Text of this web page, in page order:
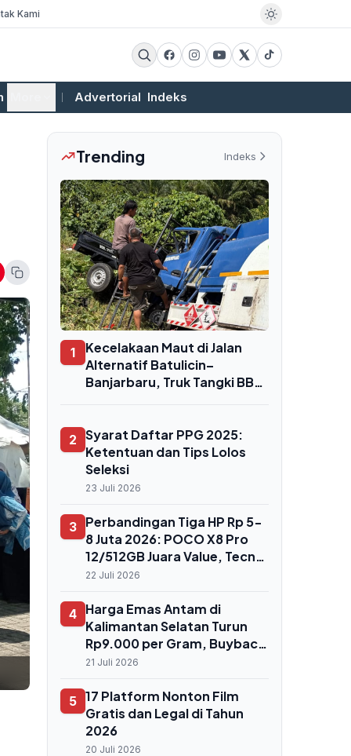
Kami
Advertorial Indeks
Trending Indeks
1
Kecelakaan Maut di Jalan
Alternatif Batulicin–
Banjarbaru, Truk Tangki BBM
Tewas
2
Syarat Daftar PPG 2025:
Ketentuan dan Tips Lolos
Seleksi
23 Juli 2026
3 Perbandingan Tiga HP Rp 5-
8 Juta 2026: POCO X8 Pro
12/512GB Juara Value, Tecno
Camon 50 Pro Unggul Zoom
22 Juli 2026
4 Harga Emas Antam di
Kalimantan Selatan Turun
Rp9.000 per Gram, Buyback
Ikut Terkoreksi ke Rp2,332
21 Juli 2026
5 17 Platform Nonton Film
Gratis dan Legal di Tahun
2026
20 Juli 2026